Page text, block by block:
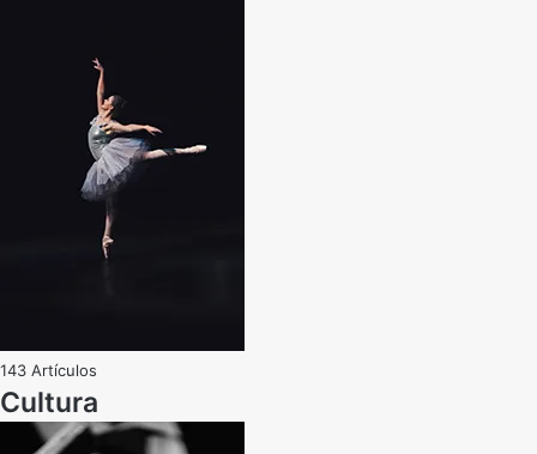
143 Artículos
Cultura